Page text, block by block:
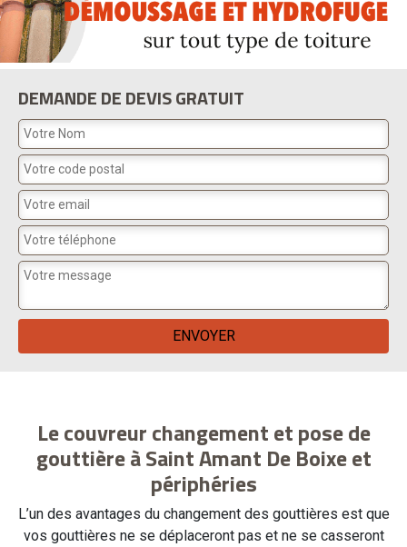
DEMANDE DE DEVIS GRATUIT
Le couvreur changement et pose de
gouttière à Saint Amant De Boixe et
périphéries
L’un des avantages du changement des gouttières est que
vos gouttières ne se déplaceront pas et ne se casseront